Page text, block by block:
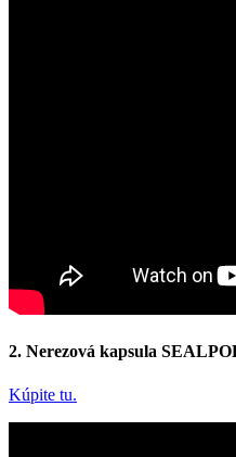
2. Nerezová kapsula
Kúpite tu.